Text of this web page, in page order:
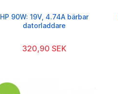
HP 90W: 19V, 4.74A bärbar
datorladdare
320,90 SEK